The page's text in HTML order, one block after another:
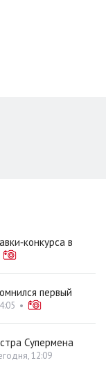
в
первый
•
Супермена
12:09